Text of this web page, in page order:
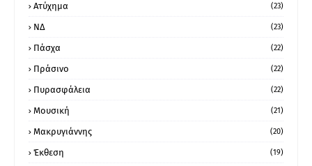
Ατύχημα (23)
ΝΔ (23)
Πάσχα (22)
Πράσινο (22)
Πυρασφάλεια (22)
Μουσική (21)
Μακρυγιάννης (20)
Έκθεση (19)